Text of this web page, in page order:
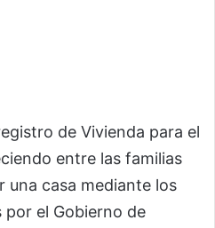
de Vivienda para el
entre las familias
una casa mediante los
por el Gobierno de